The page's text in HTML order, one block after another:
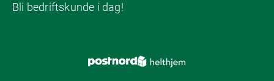
Bli bedriftskunde i dag!